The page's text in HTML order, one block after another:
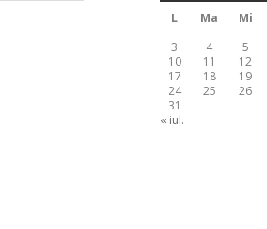
L Ma Mi
3
4 5
10
11 12
17
18 19
24
25 26
31
« iul.